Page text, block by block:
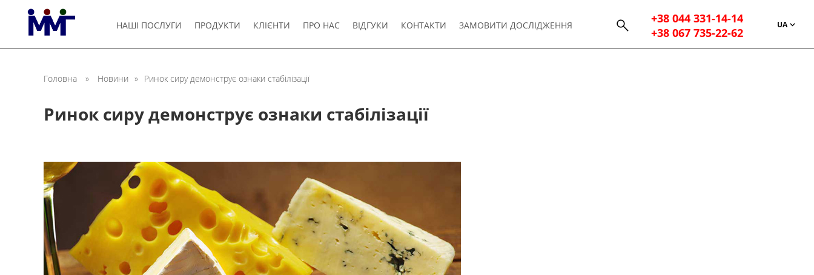
НАШІ ПОСЛУГИ ПРОДУКТИ КЛІЄНТИ ПРО НАС ВІДГУКИ КОНТАКТИ ЗАМОВИТИ ДОСЛІДЖЕННЯ
+38 044 331-14-14
+38 067 735-22-62
UA
Головна » Новини » Ринок сиру демонструє ознаки стабілізації
Ринок сиру демонструє ознаки стабілізації